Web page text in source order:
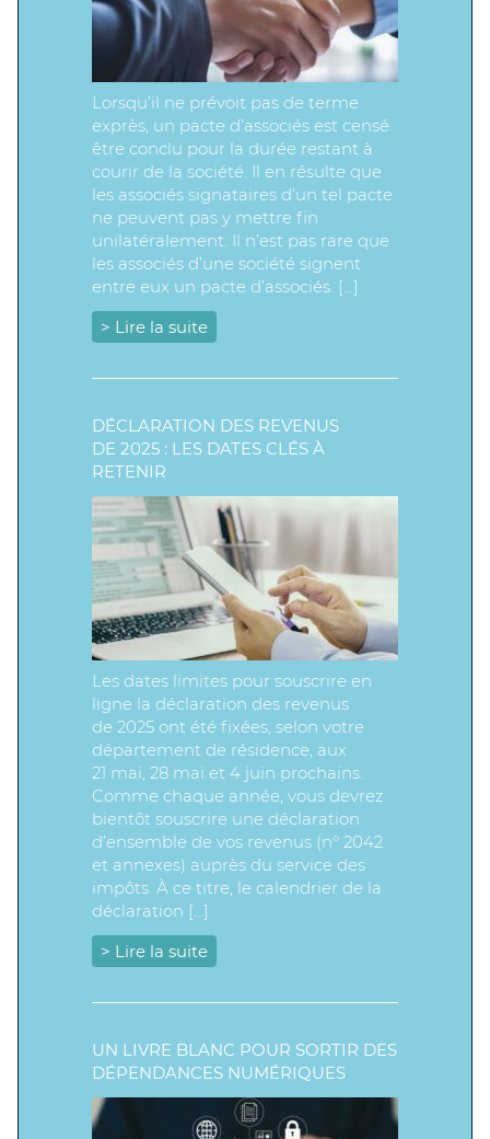
Lorsqu’il ne prévoit pas de terme
exprès, un pacte d’associés est censé
être conclu pour la durée restant à
courir de la société. Il en résulte que
les associés signataires d’un tel pacte
ne peuvent pas y mettre fin
unilatéralement. Il n’est pas rare que
les associés d’une société signent
entre eux un pacte d’associés. […]
> Lire la suite
DÉCLARATION DES REVENUS
DE 2025 : LES DATES CLÉS À
RETENIR
Les dates limites pour souscrire en
ligne la déclaration des revenus
de 2025 ont été fixées, selon votre
département de résidence, aux
21 mai, 28 mai et 4 juin prochains.
Comme chaque année, vous devrez
bientôt souscrire une déclaration
d’ensemble de vos revenus (n° 2042
et annexes) auprès du service des
impôts. À ce titre, le calendrier de la
déclaration […]
> Lire la suite
UN LIVRE BLANC POUR SORTIR DES
DÉPENDANCES NUMÉRIQUES